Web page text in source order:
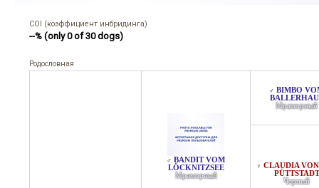
COI (коэффициент инбридинга)
--% (only 0 of 30 dogs)
Родословная
♂ BANDIT VOM
LÖCKNITZSEE
Мраморный
♂ BIMBO
Мраморный
♀ CLAUDIA
PÜTTSTADT
Черный